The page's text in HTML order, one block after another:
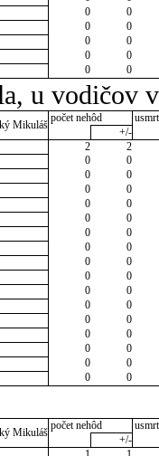
0
0
0
0
0
0
0
0
0 0
u vodičov
Mikuláš
počet nehôd
+/-
2
2
0
0
0
0
0
0
0
0
0
0
0
0
0
0
0
0
0
0
0
0
0
0
0
0
0
0
0
0
0
0
0 0
Mikuláš
počet nehôd
+/-